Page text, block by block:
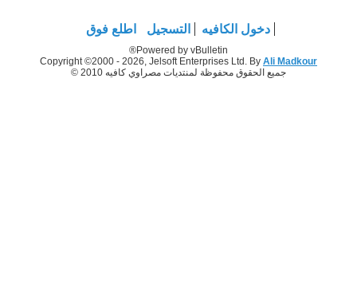
دخول الكافيه التسجيل اطلع فوق
Powered by vBulletin®
Copyright ©2000 - 2026, Jelsoft Enterprises Ltd. By Ali Madkour
جميع الحقوق محفوظة لمنتديات مصراوي كافيه 2010 ©